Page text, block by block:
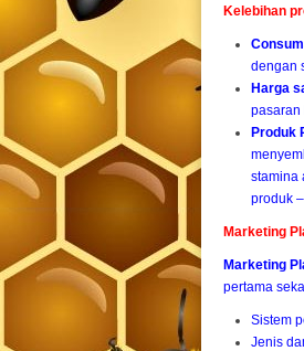
Kelebihan
dengan
Harga
pasaran
Produk
stamina
produk
Marketing
Marketing
pertama
Sistem
Jenis